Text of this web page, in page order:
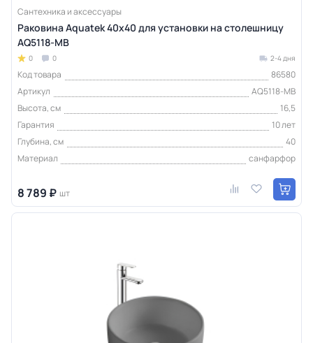
Сантехника и аксессуары
Раковина Aquatek 40х40 для установки на столешницу
AQ5118-MB
0 0 2-4 дня
Код товара
86580
Артикул
AQ5118-MB
Высота, см
16,5
Гарантия
10 лет
Глубина, см
40
Материал
санфарфор
8 789 ₽ шт